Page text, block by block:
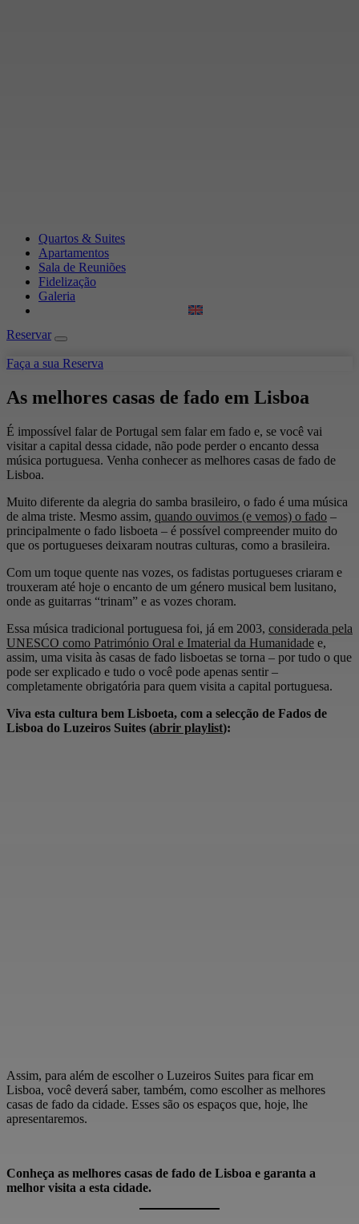
Quartos & Suites
Apartamentos
Sala de Reuniões
Fidelização
Galeria
Reservar
Faça a sua Reserva
As melhores casas de fado em Lisboa
É impossível falar de Portugal sem falar em fado e, se você vai
visitar a capital dessa cidade, não pode perder o encanto dessa
música portuguesa. Venha conhecer as melhores casas de fado de
Lisboa.
Muito diferente da alegria do samba brasileiro, o fado é uma música
de alma triste. Mesmo assim, quando ouvimos (e vemos) o fado –
principalmente o fado lisboeta – é possível compreender muito do
que os portugueses deixaram noutras culturas, como a brasileira.
Com um toque quente nas vozes, os fadistas portugueses criaram e
trouxeram até hoje o encanto de um género musical bem lusitano,
onde as guitarras “trinam” e as vozes choram.
Essa música tradicional portuguesa foi, já em 2003, considerada pela
UNESCO como Património Oral e Imaterial da Humanidade e,
assim, uma visita às casas de fado lisboetas se torna – por tudo o que
pode ser explicado e tudo o você pode apenas sentir –
completamente obrigatória para quem visita a capital portuguesa.
Viva esta cultura bem Lisboeta, com a selecção de Fados de
Lisboa do Luzeiros Suites (abrir playlist):
Assim, para além de escolher o Luzeiros Suites para ficar em
Lisboa, você deverá saber, também, como escolher as melhores
casas de fado da cidade. Esses são os espaços que, hoje, lhe
apresentaremos.
Conheça as melhores casas de fado de Lisboa e garanta a
melhor visita a esta cidade.